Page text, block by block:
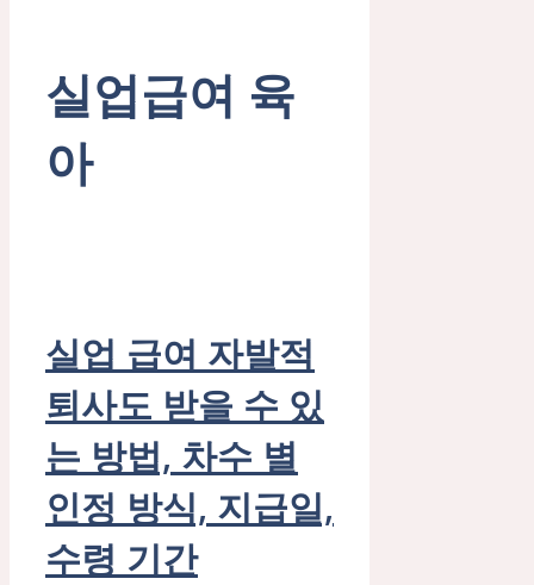
실업급여 육
아
실업 급여 자발적
퇴사도 받을 수 있
는 방법, 차수 별
인정 방식, 지급일,
수령 기간